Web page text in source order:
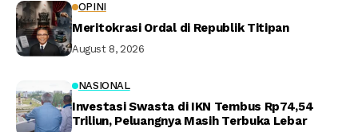
OPINI
Meritokrasi Ordal di Republik Titipan
August 8, 2026
NASIONAL
Investasi Swasta di IKN Tembus Rp74,54
Triliun, Peluangnya Masih Terbuka Lebar